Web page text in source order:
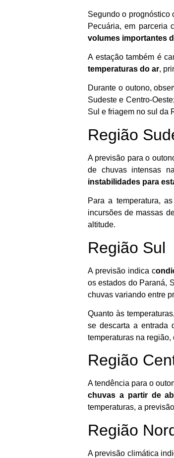
Segundo o prognóstico
Pecuária, em parceria
volumes importantes
A estação também é
temperaturas do ar,
Durante o outono,
Sudeste e Centro-
Sul e friagem no sul da
Região
A previsão para o
de chuvas intensas
instabilidades para
Para a temperatura,
incursões de massas
altitude.
Região Sul
A previsão indica c
os estados do Paraná,
chuvas variando entre
Quanto às
se descarta a entrada
temperaturas na
Região
A tendência para o
chuvas a partir de
temperaturas, a
Região
A previsão climática